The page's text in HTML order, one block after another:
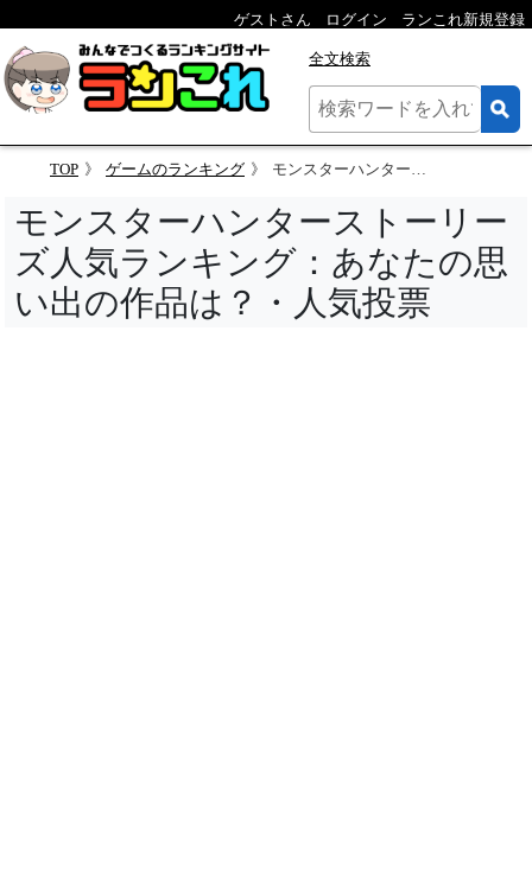
ゲストさん ログイン ランこれ新規登録
全文検索
TOP ゲームのランキング モンスターハンターストーリーズ人気ランキング：あなたの思い出の作品は？・人気投票
モンスターハンターストーリー
ズ人気ランキング：あなたの思
い出の作品は？・人気投票